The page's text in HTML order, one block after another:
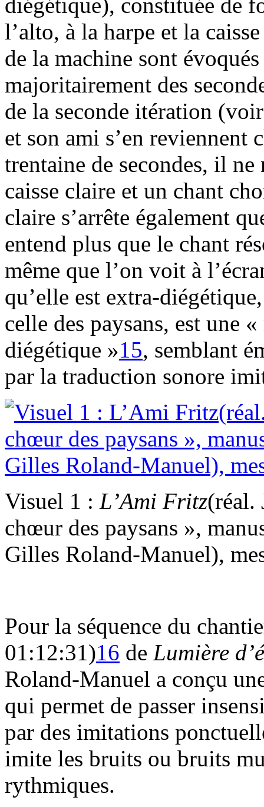
l’alto, à la harpe et la
de la machine sont
majoritairement des
de la seconde itération
et son ami s’en reviennent
trentaine de secondes, il
caisse claire et un chant
claire s’arrête également
entend plus que le chant
même que l’on voit à
qu’elle est extra-
celle des paysans, est une
diégétique »15, semblant
par la traduction sonore
Visuel 1 : L’Ami Fritz(réal.
chœur des paysans »,
Gilles Roland-Manuel),
Pour la séquence du
01:12:31)16 de Lumière
Roland-Manuel a conçu
qui permet de passer
par des imitations
imite les bruits ou bruits
rythmiques.